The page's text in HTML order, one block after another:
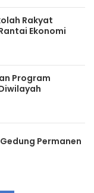
Rakyat
Ekonomi
Program
Permanen